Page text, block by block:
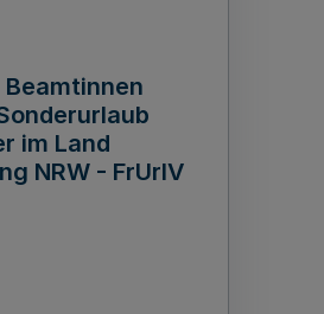
im Land
NRW - FrUrlV